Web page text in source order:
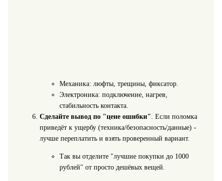
Механика: люфты, трещины, фиксатор.
Электроника: подключение, нагрев,
стабильность контакта.
Сделайте вывод по "цене ошибки" . Если поломка
приведёт к ущербу (техника/безопасность/данные) -
лучше переплатить и взять проверенный вариант.
Так вы отделите "лучшие покупки до 1000
рублей" от просто дешёвых вещей.